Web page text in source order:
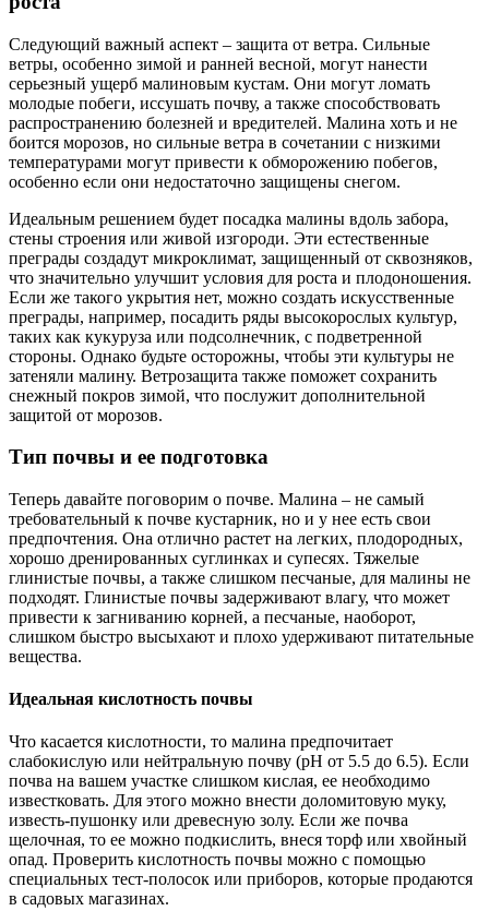
Следующий важный аспект – защита от ветра. Сильные
ветры, особенно зимой и ранней весной, могут нанести
серьезный ущерб малиновым кустам. Они могут ломать
молодые побеги, иссушать почву, а также способствовать
распространению болезней и вредителей. Малина хоть и не
боится морозов, но сильные ветра в сочетании с низкими
температурами могут привести к обморожению побегов,
особенно если они недостаточно защищены снегом.
Идеальным решением будет посадка малины вдоль забора,
стены строения или живой изгороди. Эти естественные
преграды создадут микроклимат, защищенный от сквозняков,
что значительно улучшит условия для роста и плодоношения.
Если же такого укрытия нет, можно создать искусственные
преграды, например, посадить ряды высокорослых культур,
таких как кукуруза или подсолнечник, с подветренной
стороны. Однако будьте осторожны, чтобы эти культуры не
затеняли малину. Ветрозащита также поможет сохранить
снежный покров зимой, что послужит дополнительной
защитой от морозов.
Тип почвы и ее подготовка
Теперь давайте поговорим о почве. Малина – не самый
требовательный к почве кустарник, но и у нее есть свои
предпочтения. Она отлично растет на легких, плодородных,
хорошо дренированных суглинках и супесях. Тяжелые
глинистые почвы, а также слишком песчаные, для малины не
подходят. Глинистые почвы задерживают влагу, что может
привести к загниванию корней, а песчаные, наоборот,
слишком быстро высыхают и плохо удерживают питательные
вещества.
Идеальная кислотность почвы
Что касается кислотности, то малина предпочитает
слабокислую или нейтральную почву (pH от 5.5 до 6.5). Если
почва на вашем участке слишком кислая, ее необходимо
известковать. Для этого можно внести доломитовую муку,
известь-пушонку или древесную золу. Если же почва
щелочная, то ее можно подкислить, внеся торф или хвойный
опад. Проверить кислотность почвы можно с помощью
специальных тест-полосок или приборов, которые продаются
в садовых магазинах.